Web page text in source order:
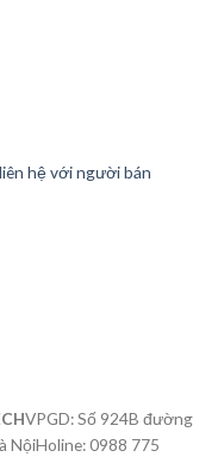
hệ với người bán
VPGD: Số 924B đường
NộiHoline: 0988 775